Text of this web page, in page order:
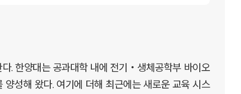
. 한양대는 공과대학 내에 전기‧생체공학부 바이오
성해 왔다. 여기에 더해 최근에는 새로운 교육 시스